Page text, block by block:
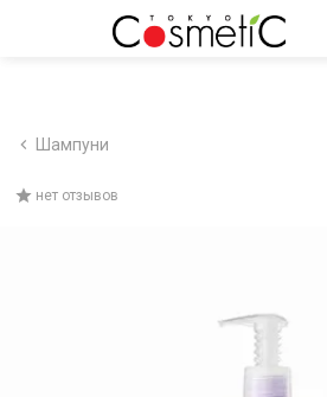
Шампуни
нет отзывов